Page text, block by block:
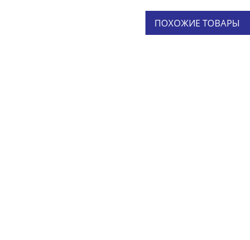
ПОХОЖИЕ ТОВАРЫ